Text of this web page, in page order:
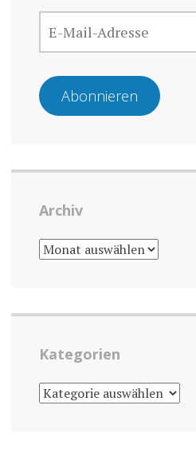
MAIL-
ADRESSE
Abonnieren
Archiv
ARCHIV
Kategorien
KATEGORIEN